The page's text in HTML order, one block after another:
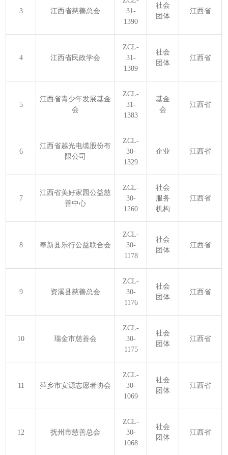
3 江西省慈善总会
31-
1390
社会
团体
江西省
4 江西省民政学会
ZCL-
31-
1389
社会
团体
江西省
5
江西省青少年发展基金
会
ZCL-
31-
1383
基金
会
江西省
6
江西省越光电缆股份有
限公司
ZCL-
30-
1329
企业 江西省
7
江西省美好家园公益慈
善中心
ZCL-
30-
1260
社会
服务
机构
江西省
8 奉新县乐行公益联合会
ZCL-
30-
1178
社会
团体
江西省
9 资溪县慈善总会
ZCL-
30-
1176
社会
团体
江西省
10 瑞金市慈善会
ZCL-
30-
1175
社会
团体
江西省
11 萍乡市安源志愿者协会
ZCL-
30-
1069
社会
团体
江西省
12 抚州市慈善总会
ZCL-
30-
1068
社会
团体
江西省